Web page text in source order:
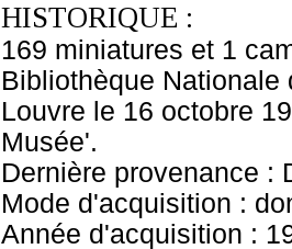
HISTORIQUE :
169 miniatures et 1
Bibliothèque Nationale
Louvre le 16 octobre
Musée'.
Dernière provenance :
Mode d'acquisition :
Année d'acquisition :